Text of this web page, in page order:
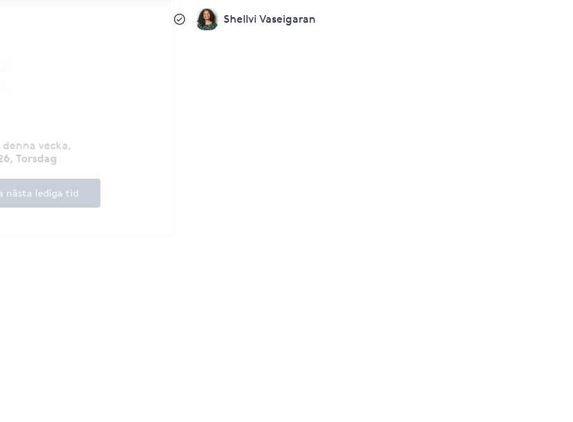
vecka,
Torsdag
nästa lediga tid
Shellvi Vaseigaran